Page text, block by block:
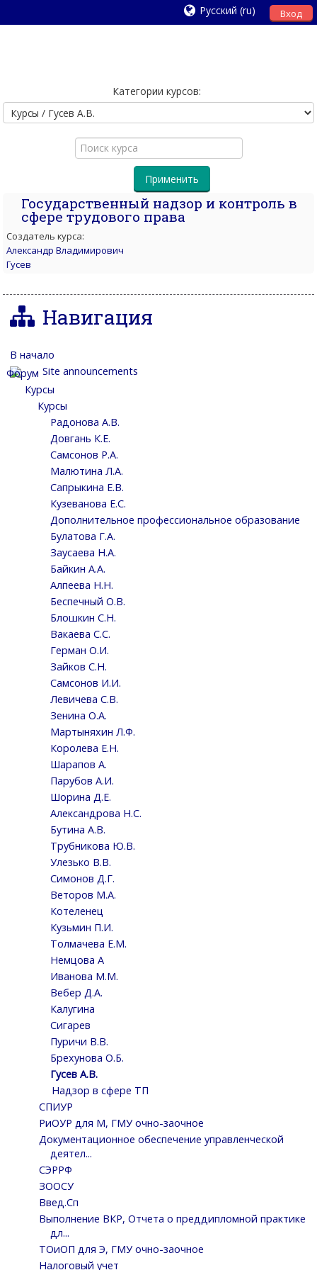
Вход
Русский ‎(ru)‎
Категории курсов:
Поиск
курса
Применить
Государственный надзор и контроль в
сфере трудового права
Создатель курса:
Александр Владимирович
Гусев
Навигация
В начало
Site announcements
Курсы
Курсы
Радонова А.В.
Довгань К.Е.
Самсонов Р.А.
Малютина Л.А.
Сапрыкина Е.В.
Кузеванова Е.С.
Дополнительное профессиональное образование
Булатова Г.А.
Заусаева Н.А.
Байкин А.А.
Алпеева Н.Н.
Беспечный О.В.
Блошкин С.Н.
Вакаева С.С.
Герман О.И.
Зайков С.Н.
Самсонов И.И.
Левичева С.В.
Зенина О.А.
Мартыняхин Л.Ф.
Королева Е.Н.
Шарапов А.
Парубов А.И.
Шорина Д.Е.
Александрова Н.С.
Бутина А.В.
Трубникова Ю.В.
Улезько В.В.
Симонов Д.Г.
Веторов М.А.
Котеленец
Кузьмин П.И.
Толмачева Е.М.
Немцова А
Иванова М.М.
Вебер Д.А.
Калугина
Сигарев
Пуричи В.В.
Брехунова О.Б.
Гусев А.В.
Надзор в сфере ТП
СПИУР
РиОУР для М, ГМУ очно-заочное
Документационное обеспечение управленческой
деятел...
СЭРРФ
ЗООСУ
Введ.Сп
Выполнение ВКР, Отчета о преддипломной практике
дл...
ТОиОП для Э, ГМУ очно-заочное
Налоговый учет